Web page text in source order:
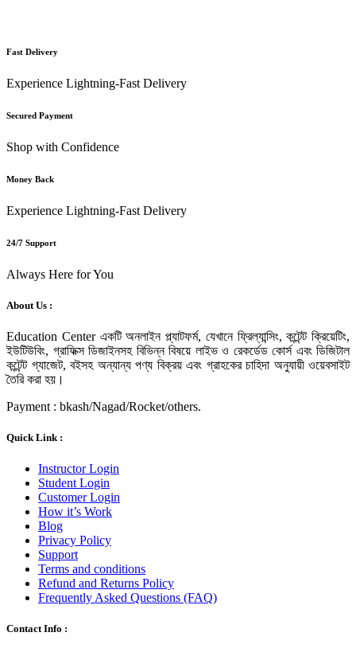
Fast Delivery
Experience Lightning-Fast Delivery
Secured Payment
Shop with Confidence
Money Back
Experience Lightning-Fast Delivery
24/7 Support
Always Here for You
About Us :
Education Center একটি অনলাইন প্ল্যাটফর্ম, যেখানে ফ্রিল্যান্সিং, কন্টেন্ট ক্রিয়েটিং,
ইউটিউবিং, গ্রাফিক্স ডিজাইনসহ বিভিন্ন বিষয়ে লাইভ ও রেকর্ডেড কোর্স এবং ডিজিটাল
কন্টেন্ট গ্যাজেট, বইসহ অন্যান্য পণ্য বিক্রয় এবং গ্রাহকের চাহিদা অনুযায়ী ওয়েবসাইট
তৈরি করা হয়।
Payment : bkash/Nagad/Rocket/others.
Quick Link :
Instructor Login
Student Login
Customer Login
How it’s Work
Blog
Privacy Policy
Support
Terms and conditions
Refund and Returns Policy
Frequently Asked Questions (FAQ)
Contact Info :